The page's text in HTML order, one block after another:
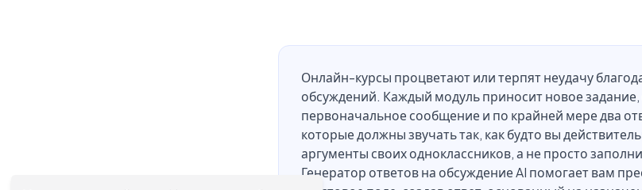
Онлайн-курсы процветают или терпят неудачу
обсуждений. Каждый модуль приносит новое задание,
первоначальное сообщение и по крайней мере два
которые должны звучать так, как будто вы
аргументы своих одноклассников, а не просто
Генератор ответов на обсуждение AI помогает вам